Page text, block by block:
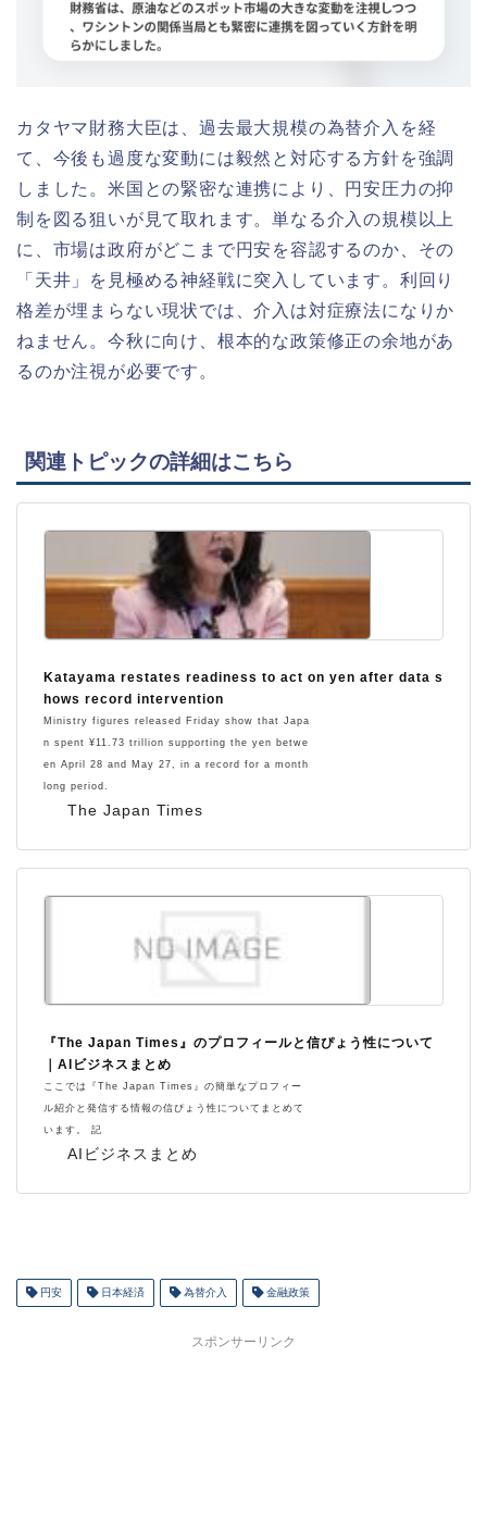
カタヤマ財務大臣は、過去最大規模の為替介入を経
て、今後も過度な変動には毅然と対応する方針を強調
しました。米国との緊密な連携により、円安圧力の抑
制を図る狙いが見て取れます。単なる介入の規模以上
に、市場は政府がどこまで円安を容認するのか、その
「天井」を見極める神経戦に突入しています。利回り
格差が埋まらない現状では、介入は対症療法になりか
ねません。今秋に向け、根本的な政策修正の余地があ
るのか注視が必要です。
関連トピックの詳細はこちら
The Japan Times
Katayama restates readiness to act on yen after data s
hows record intervention
Ministry figures released Friday show that Japa
n spent ¥11.73 trillion supporting the yen betwe
en April 28 and May 27, in a record for a month
long period.
AIビジネスまとめ
『The Japan Times』のプロフィールと信ぴょう性について
｜AIビジネスまとめ
ここでは『The Japan Times』の簡単なプロフィー
ル紹介と発信する情報の信ぴょう性についてまとめて
います。 記
円安 日本経済 為替介入 金融政策
スポンサーリンク